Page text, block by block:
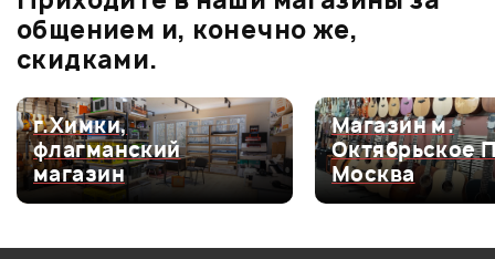
0.0
Оценка5
0
Оценка4
0
Оценка3
0
общением и, конечно же,
скидками.
г.Химки,
флагманский
магазин
Магазин м.
Октябрьское
Москва